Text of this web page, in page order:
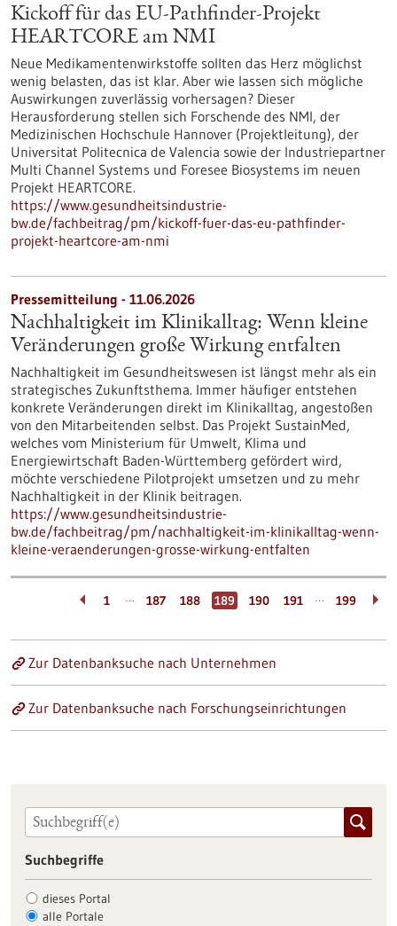
Kickoff für das EU-Pathfinder-Projekt
HEARTCORE am NMI
Neue Medikamentenwirkstoffe sollten das Herz möglichst
wenig belasten, das ist klar. Aber wie lassen sich mögliche
Auswirkungen zuverlässig vorhersagen? Dieser
Herausforderung stellen sich Forschende des NMI, der
Medizinischen Hochschule Hannover (Projektleitung), der
Universitat Politecnica de Valencia sowie der Industriepartner
Multi Channel Systems und Foresee Biosystems im neuen
Projekt HEARTCORE.
https://www.gesundheitsindustrie-
bw.de/fachbeitrag/pm/kickoff-fuer-das-eu-pathfinder-
projekt-heartcore-am-nmi
Pressemitteilung - 11.06.2026
Nachhaltigkeit im Klinikalltag: Wenn kleine
Veränderungen große Wirkung entfalten
Nachhaltigkeit im Gesundheitswesen ist längst mehr als ein
strategisches Zukunftsthema. Immer häufiger entstehen
konkrete Veränderungen direkt im Klinikalltag, angestoßen
von den Mitarbeitenden selbst. Das Projekt SustainMed,
welches vom Ministerium für Umwelt, Klima und
Energiewirtschaft Baden-Württemberg gefördert wird,
möchte verschiedene Pilotprojekt umsetzen und zu mehr
Nachhaltigkeit in der Klinik beitragen.
https://www.gesundheitsindustrie-
bw.de/fachbeitrag/pm/nachhaltigkeit-im-klinikalltag-wenn-
kleine-veraenderungen-grosse-wirkung-entfalten
1 … 187 188 189 190 191 … 199
Zur Datenbanksuche nach Unternehmen
Zur Datenbanksuche nach Forschungseinrichtungen
Suchbegriffe
dieses Portal
alle Portale